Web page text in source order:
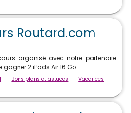
Routard.com
organisé avec notre partenaire
2 iPads Air 16 Go
Bons plans et astuces Vacances